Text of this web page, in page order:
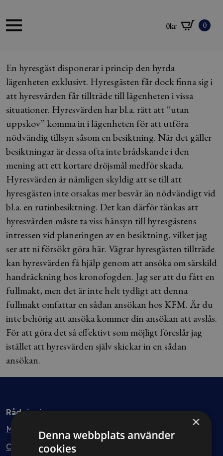
0kr 0
En hyresgäst disponerar i princip den hyrda
lägenheten exklusivt. Hyresgästen får dock finna sig i
att hyresvärden får tillträde till lägenheten i vissa
situationer. Hyresvärden har bl.a. rätt att “utan
uppskov” komma in i lägenheten för att utföra
nödvändig tillsyn såsom en besiktning. När det gäller
besiktningar är dessa ofta inte brådskande i den
mening att ett kortare dröjsmål medför skada.
Hyresvärden är nämligen skyldig att se till att
hyresgästen inte orsakas mer besvär än nödvändigt vid
bl.a. en rutinbesiktning. Det kan därför tänkas att
hyresvärden måste ta viss hänsyn till hyresgästens
intressen vid planeringen av en besiktning, vilket jag
ser att ni försökt göra här. Vägrar hyresgästen tillträde
kan hyresvärden få hjälp genom att ansöka om särskild
handräckning hos kronofogden. Jag ser att du fått en
fullmakt, men det är inte helt tydligt att denna
fullmakt omfattar en sådan ansökan hos KFM. Är du
inte behörig att ansöka kommer din ansökan att avslås.
För att göra det så effektivt som möjligt föreslår jag
istället att hyresvärden själv skickar in en sådan
ansökan.
Rådgivning
Min bolagsjurist
Ombud
×
Denna webbplats använder
cookies